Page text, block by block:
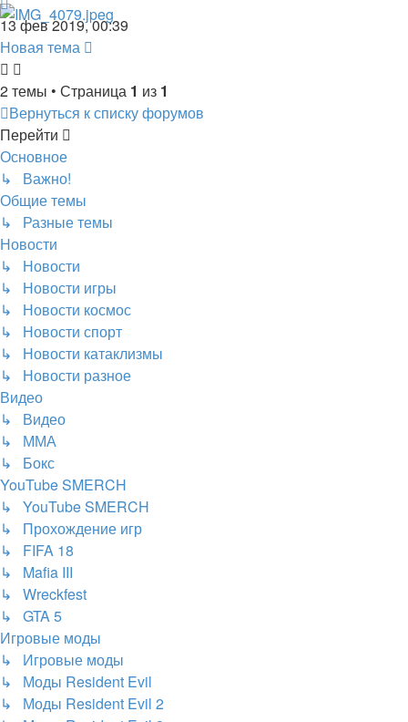
13 фев 2019, 00:39
Новая тема
2 темы • Страница 1 из 1
Вернуться к списку форумов
Перейти
Основное
↳ Важно!
Общие темы
↳ Разные темы
Новости
↳ Новости
↳ Новости игры
↳ Новости космос
↳ Новости спорт
↳ Новости катаклизмы
↳ Новости разное
Видео
↳ Видео
↳ ММА
↳ Бокс
YouTube SMERCH
↳ YouTube SMERCH
↳ Прохождение игр
↳ FIFA 18
↳ Mafia III
↳ Wreckfest
↳ GTA 5
Игровые моды
↳ Игровые моды
↳ Моды Resident Evil
↳ Моды Resident Evil 2